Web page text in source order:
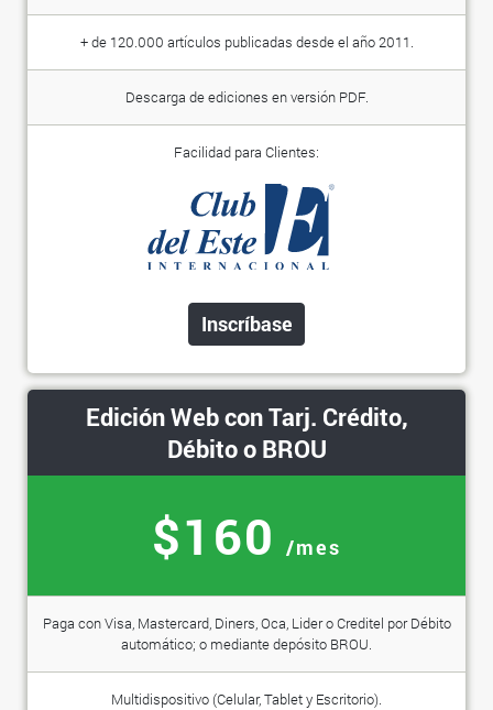
+ de 120.000 artículos publicadas desde el año 2011.
Descarga de ediciones en versión PDF.
Facilidad para Clientes:
Inscríbase
Edición Web con Tarj. Crédito,
Débito o BROU
$160 /mes
Paga con Visa, Mastercard, Diners, Oca, Lider o Creditel por Débito
automático; o mediante depósito BROU.
Multidispositivo (Celular, Tablet y Escritorio).